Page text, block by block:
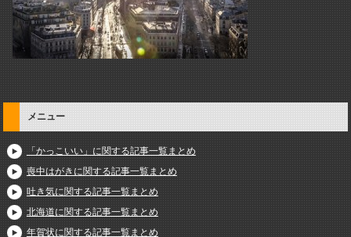
メニュー
「かっこいい」に関する記事一覧まとめ
喪中はがきに関する記事一覧まとめ
吐き気に関する記事一覧まとめ
北海道に関する記事一覧まとめ
年賀状に関する記事一覧まとめ